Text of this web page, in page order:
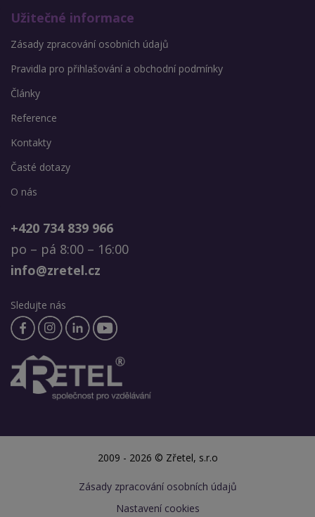
Užitečné informace
Zásady zpracování osobních údajů
Pravidla pro přihlašování a obchodní podmínky
Články
Reference
Kontakty
Časté dotazy
O nás
+420 734 839 966
po – pá 8:00 – 16:00
info@zretel.cz
Sledujte nás
2009 - 2026 © Zřetel, s.r.o
Zásady zpracování osobních údajů
Nastavení cookies